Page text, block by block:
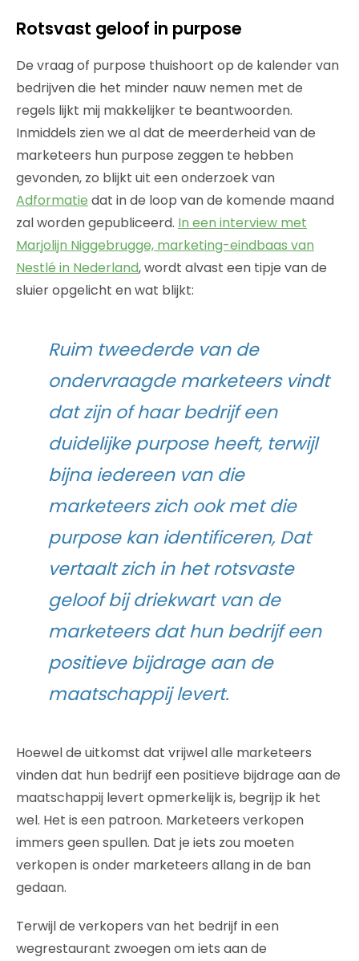
Rotsvast geloof in purpose
De vraag of purpose thuishoort op de kalender van
bedrijven die het minder nauw nemen met de
regels lijkt mij makkelijker te beantwoorden.
Inmiddels zien we al dat de meerderheid van de
marketeers hun purpose zeggen te hebben
gevonden, zo blijkt uit een onderzoek van
Adformatie dat in de loop van de komende maand
zal worden gepubliceerd. In een interview met
Marjolijn Niggebrugge, marketing-eindbaas van
Nestlé in Nederland, wordt alvast een tipje van de
sluier opgelicht en wat blijkt:
Ruim tweederde van de
ondervraagde marketeers vindt
dat zijn of haar bedrijf een
duidelijke purpose heeft, terwijl
bijna iedereen van die
marketeers zich ook met die
purpose kan identificeren, Dat
vertaalt zich in het rotsvaste
geloof bij driekwart van de
marketeers dat hun bedrijf een
positieve bijdrage aan de
maatschappij levert.
Hoewel de uitkomst dat vrijwel alle marketeers
vinden dat hun bedrijf een positieve bijdrage aan de
maatschappij levert opmerkelijk is, begrijp ik het
wel. Het is een patroon. Marketeers verkopen
immers geen spullen. Dat je iets zou moeten
verkopen is onder marketeers allang in de ban
gedaan.
Terwijl de verkopers van het bedrijf in een
wegrestaurant zwoegen om iets aan de